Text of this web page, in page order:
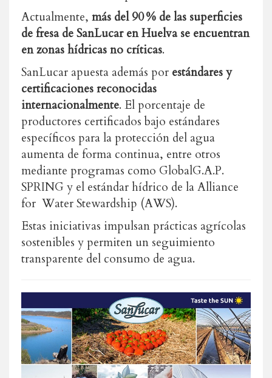
Actualmente, más del 90 % de las superficies
de fresa de SanLucar en Huelva se encuentran
en zonas hídricas no críticas.
SanLucar apuesta además por estándares y
certificaciones reconocidas
internacionalmente. El porcentaje de
productores certificados bajo estándares
específicos para la protección del agua
aumenta de forma continua, entre otros
mediante programas como GlobalG.A.P.
SPRING y el estándar hídrico de la Alliance
for Water Stewardship (AWS).
Estas iniciativas impulsan prácticas agrícolas
sostenibles y permiten un seguimiento
transparente del consumo de agua.